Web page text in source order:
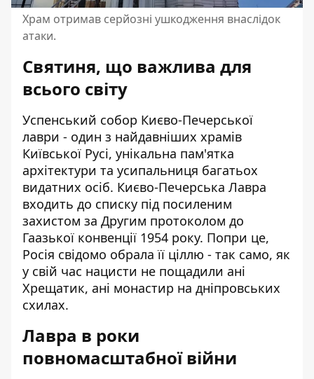
Храм отримав серйозні ушкодження внаслідок
атаки.
Святиня, що важлива для
всього світу
Успенський собор Києво-Печерської
лаври - один з найдавніших храмів
Київської Русі, унікальна пам'ятка
архітектури та усипальниця багатьох
видатних осіб. Києво-Печерська Лавра
входить до списку під посиленим
захистом за Другим протоколом до
Гаазької конвенції 1954 року. Попри це,
Росія свідомо обрала її ціллю - так само, як
у свій час нацисти не пощадили ані
Хрещатик, ані монастир на дніпровських
схилах.
Лавра в роки
повномасштабної війни